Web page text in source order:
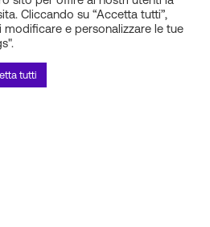
Cliccando su “Accetta tutti”,
e personalizzare le tue
tutti